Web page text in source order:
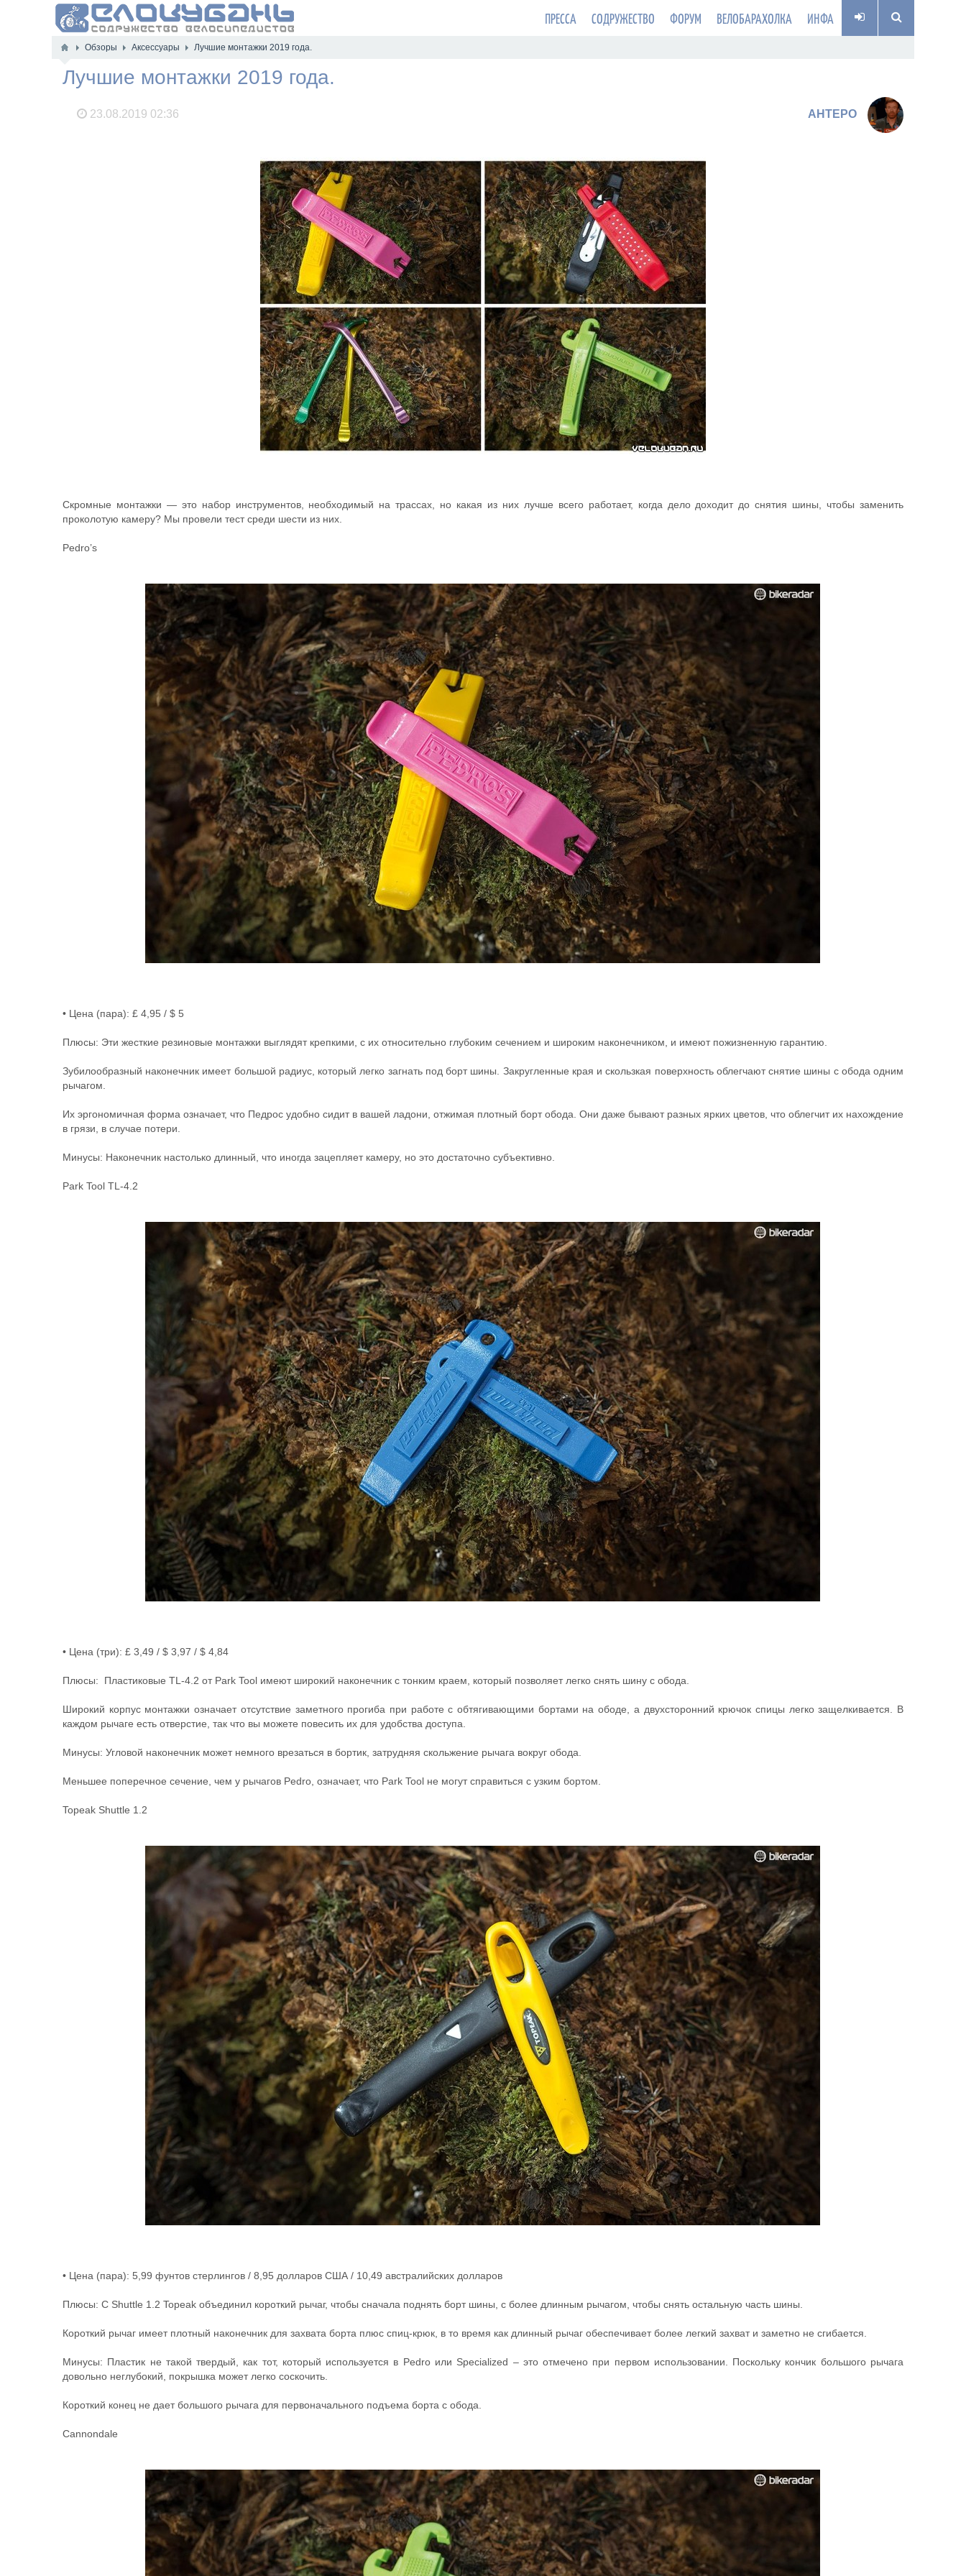
ПРЕССА СОДРУЖЕСТВО ФОРУМ ВЕЛОБАРАХОЛКА ИНФА
Обзоры Аксессуары Лучшие монтажки 2019 года.
Лучшие монтажки 2019 года.
23.08.2019 02:36 AHTEPO
Скромные монтажки — это набор инструментов, необходимый на трассах, но какая из них лучше всего работает, когда дело доходит до снятия шины, чтобы заменить
проколотую камеру? Мы провели тест среди шести из них.
Pedro’s
• Цена (пара): £ 4,95 / $ 5
Плюсы: Эти жесткие резиновые монтажки выглядят крепкими, с их относительно глубоким сечением и широким наконечником, и имеют пожизненную гарантию.
Зубилообразный наконечник имеет большой радиус, который легко загнать под борт шины. Закругленные края и скользкая поверхность облегчают снятие шины с обода одним
рычагом.
Их эргономичная форма означает, что Педрос удобно сидит в вашей ладони, отжимая плотный борт обода. Они даже бывают разных ярких цветов, что облегчит их нахождение
в грязи, в случае потери.
Минусы: Наконечник настолько длинный, что иногда зацепляет камеру, но это достаточно субъективно.
Park Tool TL-4.2
• Цена (три): £ 3,49 / $ 3,97 / $ 4,84
Плюсы: Пластиковые TL-4.2 от Park Tool имеют широкий наконечник с тонким краем, который позволяет легко снять шину с обода.
Широкий корпус монтажки означает отсутствие заметного прогиба при работе с обтягивающими бортами на ободе, а двухсторонний крючок спицы легко защелкивается. В
каждом рычаге есть отверстие, так что вы можете повесить их для удобства доступа.
Минусы: Угловой наконечник может немного врезаться в бортик, затрудняя скольжение рычага вокруг обода.
Меньшее поперечное сечение, чем у рычагов Pedro, означает, что Park Tool не могут справиться с узким бортом.
Topeak Shuttle 1.2
• Цена (пара): 5,99 фунтов стерлингов / 8,95 долларов США / 10,49 австралийских долларов
Плюсы: С Shuttle 1.2 Topeak объединил короткий рычаг, чтобы сначала поднять борт шины, с более длинным рычагом, чтобы снять остальную часть шины.
Короткий рычаг имеет плотный наконечник для захвата борта плюс спиц-крюк, в то время как длинный рычаг обеспечивает более легкий захват и заметно не сгибается.
Минусы: Пластик не такой твердый, как тот, который используется в Pedro или Specialized – это отмечено при первом использовании. Поскольку кончик большого рычага
довольно неглубокий, покрышка может легко соскочить.
Короткий конец не дает большого рычага для первоначального подъема борта с обода.
Cannondale